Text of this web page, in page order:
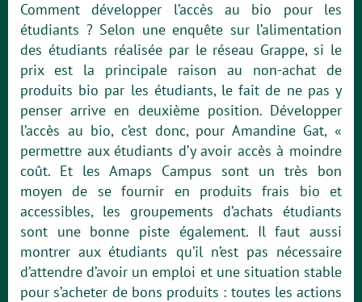
Comment développer l’accès au bio pour les
étudiants ? Selon une enquête sur l’alimentation
des étudiants réalisée par le réseau Grappe, si le
prix est la principale raison au non-achat de
produits bio par les étudiants, le fait de ne pas y
penser arrive en deuxième position. Développer
l’accès au bio, c’est donc, pour Amandine Gat, «
permettre aux étudiants d’y avoir accès à moindre
coût. Et les Amaps Campus sont un très bon
moyen de se fournir en produits frais bio et
accessibles, les groupements d’achats étudiants
sont une bonne piste également. Il faut aussi
montrer aux étudiants qu’il n’est pas nécessaire
d’attendre d’avoir un emploi et une situation stable
pour s’acheter de bons produits : toutes les actions